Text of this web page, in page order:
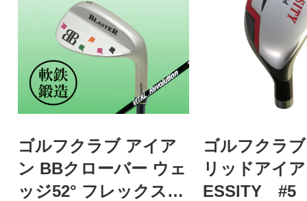
ゴルフクラブ アイア
ン BBクローバー ウェ
ッジ52° フレックスS
ゴルフクラ
リッドアイ
ESSITY #5